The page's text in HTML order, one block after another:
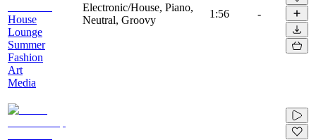
House
Lounge
Summer
Fashion
Art
Media
Electronic/House, Piano,
Neutral, Groovy
1:56 -